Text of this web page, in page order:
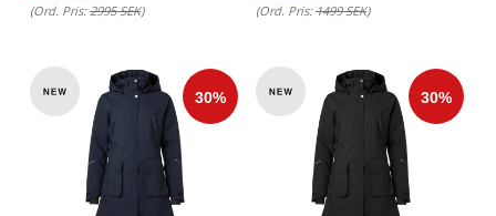
(Ord. Pris:2995 SEK) (Ord. Pris:1499 SEK)